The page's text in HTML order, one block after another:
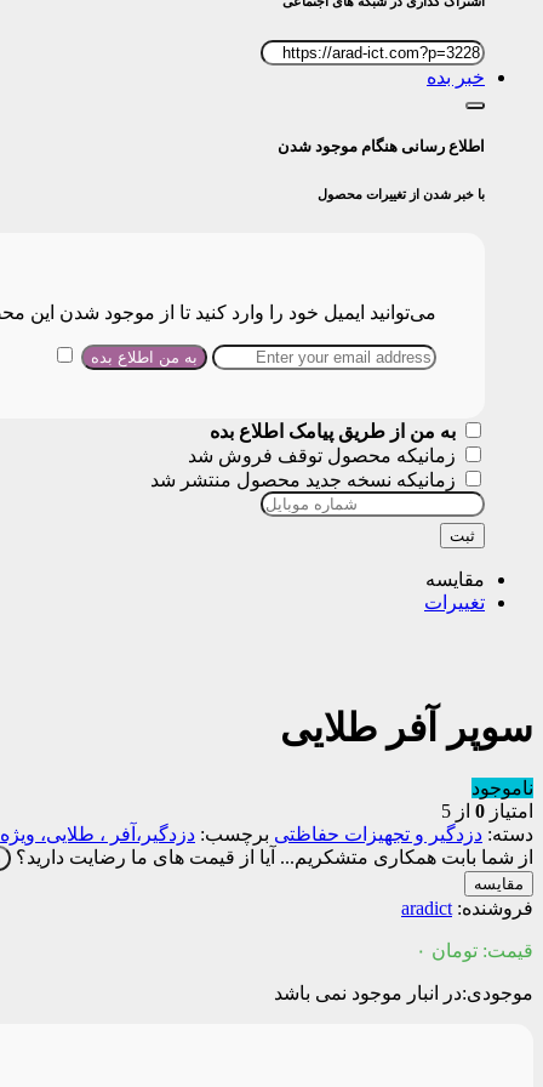
خبر بده
اطلاع رسانی هنگام موجود شدن
با خبر شدن از تغییرات محصول
می‌توانید ایمیل خود را وارد کنید تا از موجود شدن
به من از طریق پیامک اطلاع بده
زمانیکه محصول توقف فروش شد
زمانیکه نسخه جدید محصول منتشر شد
ثبت
مقایسه
تغییرات
سوپر آفر طلایی
ناموجود
امتیاز 0 از 5
دسته: دزدگیر و تجهیزات حفاظتی برچسب: دزدگیر،آفر ، طلایی، ویژه
از شما بابت همکاری متشکریم... آیا از قیمت های ما رضایت دارید؟
مقایسه
فروشنده: aradict
قیمت: تومان
موجودی:در انبار موجود نمی باشد